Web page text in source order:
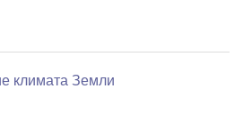
климата Земли